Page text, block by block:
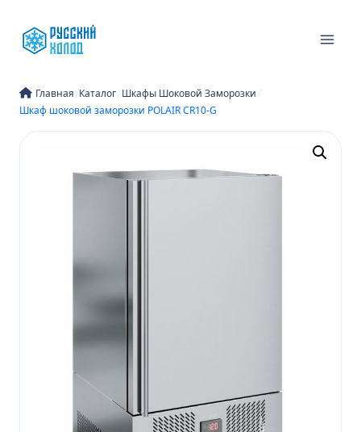
содержимому
Главная/Каталог/Шкафы Шоковой Заморозки/
Шкаф шоковой заморозки POLAIR CR10-G